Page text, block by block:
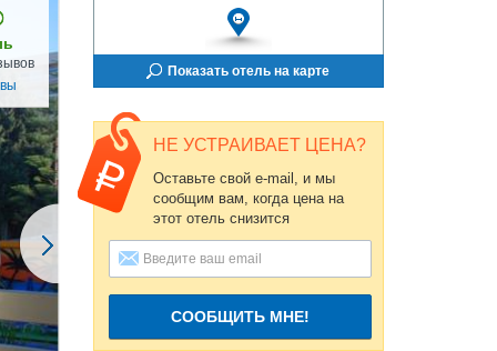
Показать отель на карте
НЕ УСТРАИВАЕТ ЦЕНА?
Оставьте свой e-mail, и мы
сообщим вам, когда цена на
этот отель снизится
СООБЩИТЬ МНЕ!